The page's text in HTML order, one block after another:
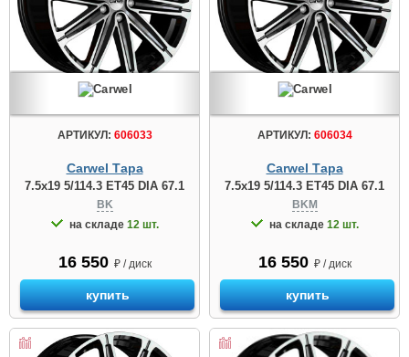
АРТИКУЛ: 606033
Carwel Тара
7.5x19 5/114.3 ET45 DIA 67.1
BK
на складе 12 шт.
16 550 ₽ / диск
купить
АРТИКУЛ: 606034
Carwel Тара
7.5x19 5/114.3 ET45 DIA 67.1
BKM
на складе 12 шт.
16 550 ₽ / диск
купить